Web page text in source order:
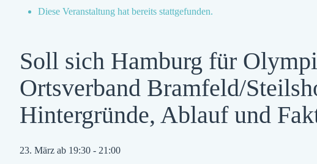
Diese Veranstaltung hat bereits stattgefunden.
Soll sich Hamburg für
Ortsverband Bramfeld/
Hintergründe, Ablauf und
23. März ab 19:30- 21:00